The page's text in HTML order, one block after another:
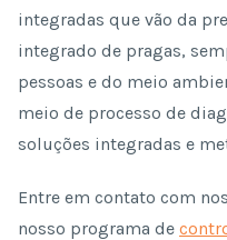
integradas que vão da
integrado de pragas,
pessoas e do meio
meio de processo de
soluções integradas e
Entre em contato com
nosso programa de